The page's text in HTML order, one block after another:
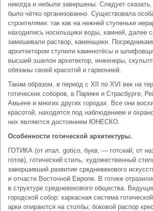
никогда и небыли завершены. Следует
было чётко организованно. Существовала
строителями: так как на нежней ступеньке
находились носильщики воды, камней, далее
замешивали раствор, каменщики.
архитектором ступили каменотёсы и
высший эшелон архитектор, инженеры,
обязаны своей красотой и гармонией.
Таким образом, в период с XII по XVI век на
готических соборов, в Париже и Страсбурге,
Амьене и многих других городах. Все они
красотой, находятся под наблюдением и
них являются достоянием ЮНЕСКО.
Особенности готической архитектуры.
ГОТИКА (от итал. gotico, букв, — готский, от
готов), готический стиль, художественный
завершивший развитие средневекового
и отчасти Восточной Европе. В готике
в структуре средневекового общества.
городской собор: каркасная система
арки опираются на столбы; боковой распор